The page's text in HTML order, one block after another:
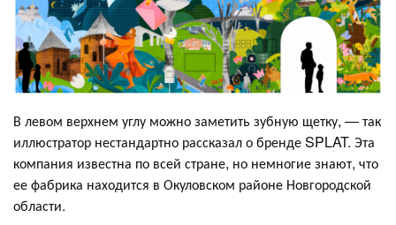
В левом верхнем углу можно заметить зубную щетку, — так
иллюстратор нестандартно рассказал о бренде SPLAT. Эта
компания известна по всей стране, но немногие знают, что
ее фабрика находится в Окуловском районе Новгородской
области.